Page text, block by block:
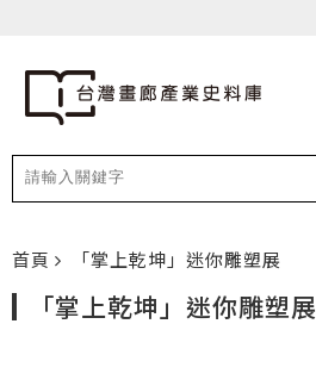
首頁 「掌上乾坤」迷你雕塑展
「掌上乾坤」迷你雕塑展